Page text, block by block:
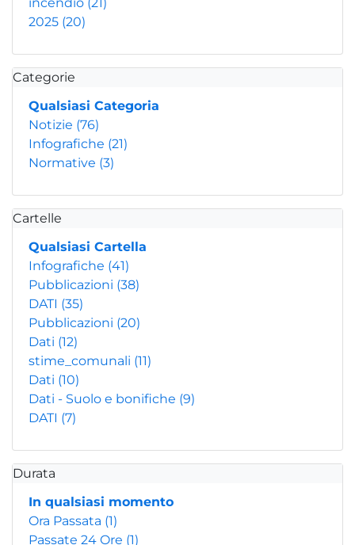
2025 (20)
Categorie
Qualsiasi Categoria
Notizie (76)
Infografiche (21)
Normative (3)
Cartelle
Qualsiasi Cartella
Infografiche (41)
Pubblicazioni (38)
DATI (35)
Pubblicazioni (20)
Dati (12)
stime_comunali (11)
Dati (10)
Dati - Suolo e bonifiche (9)
DATI (7)
Durata
In qualsiasi momento
Ora Passata (1)
Passate 24 Ore (1)